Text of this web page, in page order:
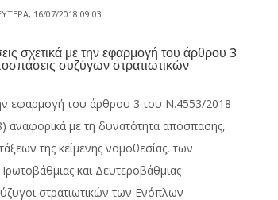
16/07/2018 09:03
σχετικά με την εφαρμογή του άρθρου 3
συζύγων στρατιωτικών
εφαρμογή του άρθρου 3 του Ν.4553/2018
αναφορικά με τη δυνατότητα απόσπασης,
της κείμενης νομοθεσίας, των
και Δευτεροβάθμιας
στρατιωτικών των Ενόπλων